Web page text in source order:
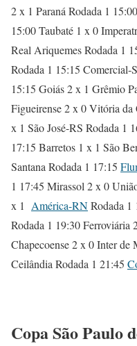
2 x 1 Paraná Rodada 1 15:00
15:00 Taubaté 1 x 0
Real Ariquemes Rodada 1
Rodada 1 15:15 Comercial-
15:15 Goiás 2 x 1 Grêmio
Figueirense 2 x 0 Vitória da
x 1 São José-RS Rodada 1
17:15 Barretos 1 x 1 São
Santana Rodada 1 17:15
1 17:45 Mirassol 2 x 0
x 1 América-RNRodada 1
Rodada 1 19:30 Ferroviária
Chapecoense 2 x 0 Inter de
Ceilândia Rodada 1 21:45
Copa São Paulo